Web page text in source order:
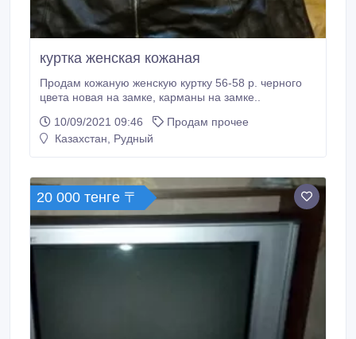
куртка женская кожаная
Продам кожаную женскую куртку 56-58 р. черного
цвета новая на замке, карманы на замке..
10/09/2021 09:46
Продам прочее
Казахстан, Рудный
20 000 тенге 〒